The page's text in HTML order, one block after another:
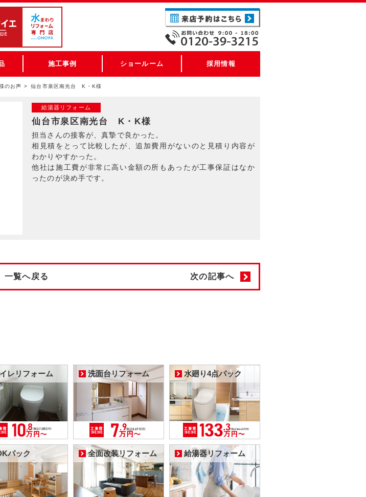
施工事例 ショールーム 採用情報
のお声 仙台市泉区南光台 K・K様
給湯器リフォーム
仙台市泉区南光台 K・K様
担当さんの接客が、真摯で良かった。
相見積をとって比較したが、追加費用がないのと見積り内容が
わかりやすかった。
他社は施工費が非常に高い金額の所もあったが工事保証はなか
ったのが決め手です。
一覧へ戻る 次の記事へ
レリフォーム 洗面台リフォーム 水廻り4点パック
パック 全面改装リフォーム 給湯器リフォーム